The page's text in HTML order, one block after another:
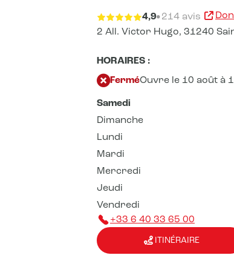
4,9 214 avis
2 All. Victor Hugo, 31240
HORAIRES :
FerméOuvre le 10 août à
Samedi
Dimanche
Lundi
Mardi
Mercredi
Jeudi
Vendredi
+33 6 40 33 65 00
ITINÉRAIRE